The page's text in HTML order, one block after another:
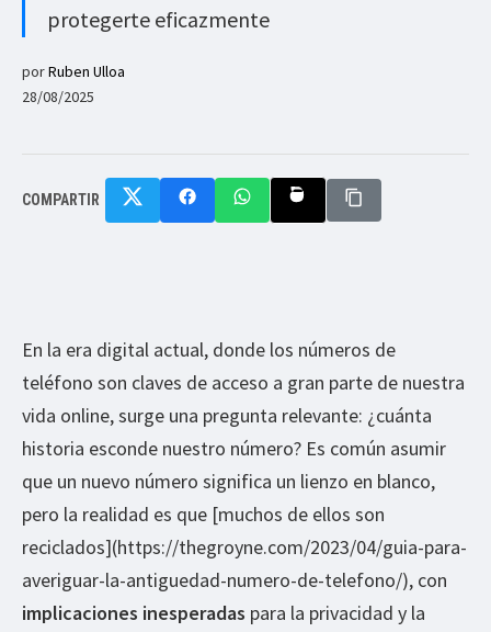
protegerte eficazmente
porRuben Ulloa
28/08/2025
COMPARTIR
En la era digital actual, donde los números de
teléfono son claves de acceso a gran parte de nuestra
vida online, surge una pregunta relevante: ¿cuánta
historia esconde nuestro número? Es común asumir
que un nuevo número significa un lienzo en blanco,
pero la realidad es que [muchos de ellos son
reciclados](https://thegroyne.com/2023/04/guia-para-
averiguar-la-antiguedad-numero-de-telefono/), con
implicaciones inesperadas para la privacidad y la